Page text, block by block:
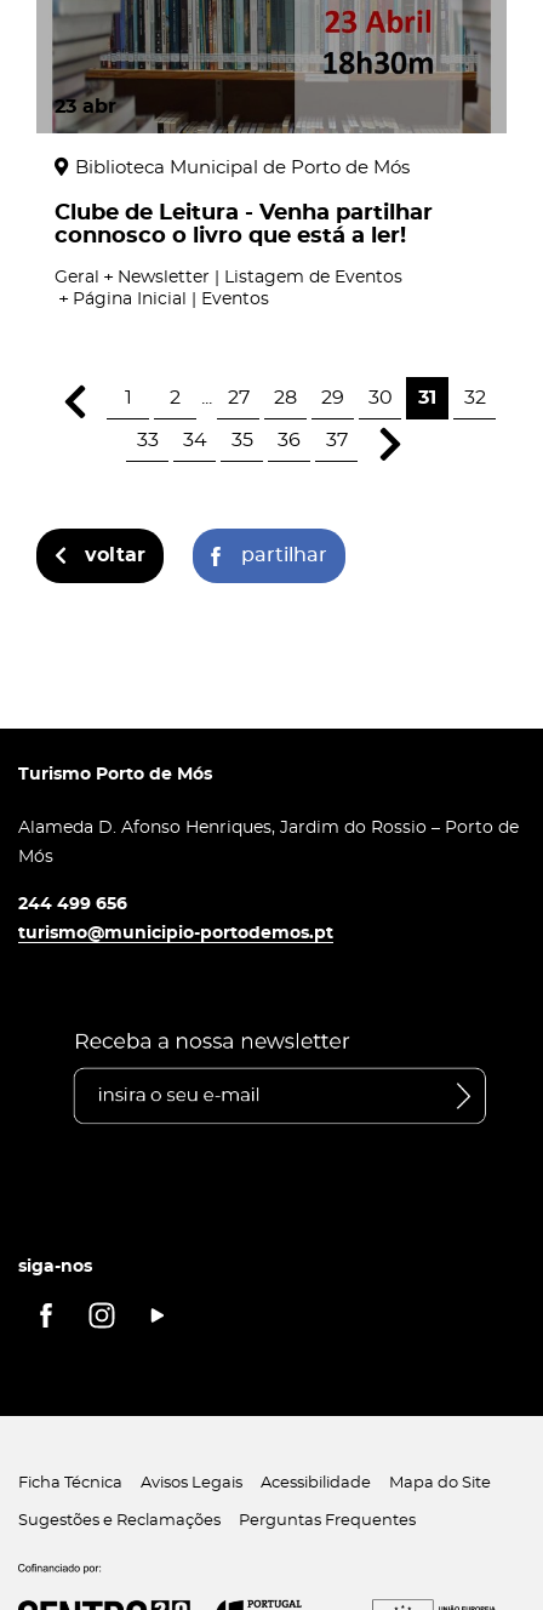
23 abr
Biblioteca Municipal de Porto de Mós
Clube de Leitura - Venha partilhar
connosco o livro que está a ler!
Geral
Newsletter | Listagem de Eventos
Página Inicial | Eventos
1 2 27 28 29 30 31 32
33 34 35 36 37
voltar partilhar
Turismo Porto de Mós
Alameda D. Afonso Henriques, Jardim do Rossio – Porto de
Mós
244 499 656
turismo@municipio-portodemos.pt
siga-nos
Ficha Técnica Avisos Legais Acessibilidade Mapa do Site
Sugestões e Reclamações Perguntas Frequentes